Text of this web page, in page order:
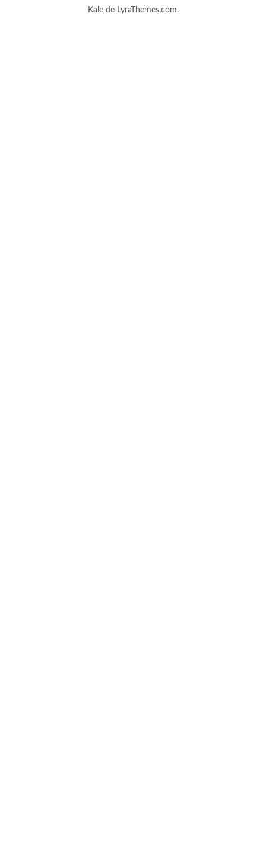
Kalede LyraThemes.com.